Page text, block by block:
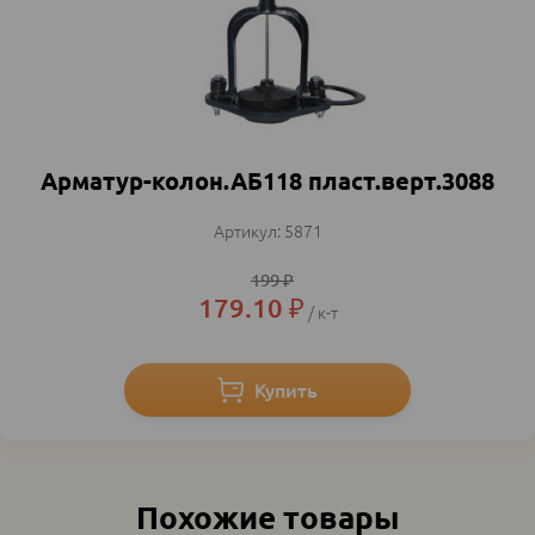
Арматур-колон.АБ118 пласт.верт.3088
5871
199₽
179.10 ₽ к-т
Похожие товары